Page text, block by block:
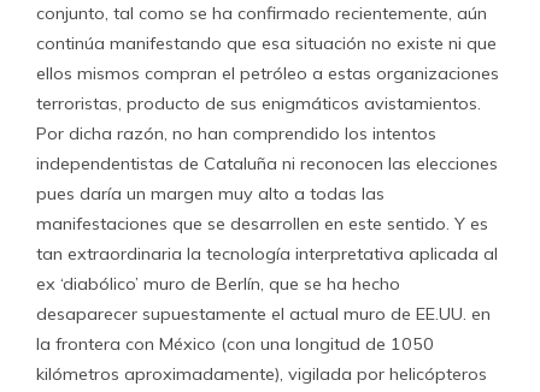
conjunto, tal como se ha confirmado recientemente, aún
continúa manifestando que esa situación no existe ni que
ellos mismos compran el petróleo a estas organizaciones
terroristas, producto de sus enigmáticos avistamientos.
Por dicha razón, no han comprendido los intentos
independentistas de Cataluña ni reconocen las elecciones
pues daría un margen muy alto a todas las
manifestaciones que se desarrollen en este sentido. Y es
tan extraordinaria la tecnología interpretativa aplicada al
ex ‘diabólico’ muro de Berlín, que se ha hecho
desaparecer supuestamente el actual muro de EE.UU. en
la frontera con México (con una longitud de 1050
kilómetros aproximadamente), vigilada por helicópteros